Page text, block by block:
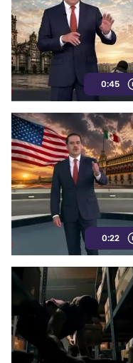
0:45
0:22